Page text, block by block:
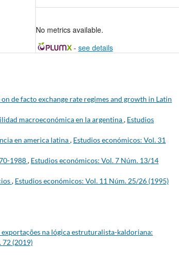
No metrics available.
- see details
de facto exchange rate regimes and growth in Latin
macroeconómica en la argentina, Estudios
en america latina, Estudios económicos: Vol. 31
1988, Estudios económicos: Vol. 7 Núm. 13/14
, Estudios económicos: Vol. 11 Núm. 25/26 (1995)
exportações na lógica estruturalista-kaldoriana:
72 (2019)